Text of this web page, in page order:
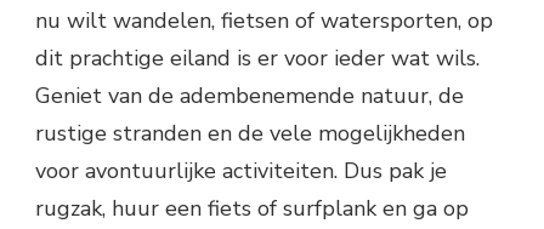
nu wilt wandelen, fietsen of watersporten, op
dit prachtige eiland is er voor ieder wat wils.
Geniet van de adembenemende natuur, de
rustige stranden en de vele mogelijkheden
voor avontuurlijke activiteiten. Dus pak je
rugzak, huur een fiets of surfplank en ga op